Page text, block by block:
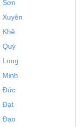
Sơn
Xuyên
Khê
Quý
Long
Minh
Đức
Đạt
Đạo